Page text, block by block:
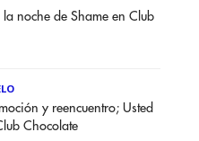
noche de Shame en Club
y reencuentro; Usted
Chocolate